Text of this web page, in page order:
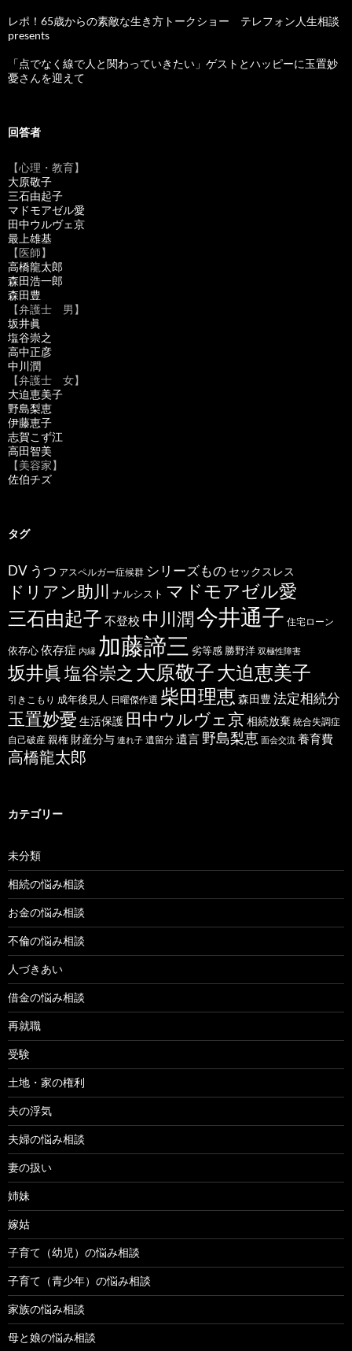
レポ！65歳からの素敵な生き方トークショー テレフォン人生相談
presents
「点でなく線で人と関わっていきたい」ゲストとハッピーに玉置妙
憂さんを迎えて
回答者
【心理・教育】
大原敬子
三石由起子
マドモアゼル愛
田中ウルヴェ京
最上雄基
【医師】
高橋龍太郎
森田浩一郎
森田豊
【弁護士 男】
坂井眞
塩谷崇之
高中正彦
中川潤
【弁護士 女】
大迫恵美子
野島梨恵
伊藤恵子
志賀こず江
高田智美
【美容家】
佐伯チズ
タグ
DV うつ アスペルガー症候群 シリーズもの セックスレス
ドリアン助川 ナルシスト マドモアゼル愛
三石由起子 不登校 中川潤今井通子 住宅ローン
依存心依存症 内縁 加藤諦三 劣等感 勝野洋 双極性障害
坂井眞塩谷崇之 大原敬子大迫恵美子
引きこもり 成年後見人 日曜傑作選 柴田理恵 森田豊 法定相続分
玉置妙憂 生活保護 田中ウルヴェ京相続放棄 統合失調症
自己破産 親権 財産分与 連れ子 遺留分 遺言 野島梨恵 面会交流 養育費
高橋龍太郎
カテゴリー
未分類
相続の悩み相談
お金の悩み相談
不倫の悩み相談
人づきあい
借金の悩み相談
再就職
受験
土地・家の権利
夫の浮気
夫婦の悩み相談
妻の扱い
姉妹
嫁姑
子育て（幼児）の悩み相談
子育て（青少年）の悩み相談
家族の悩み相談
母と娘の悩み相談